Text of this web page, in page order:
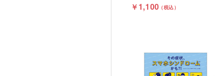
1,100